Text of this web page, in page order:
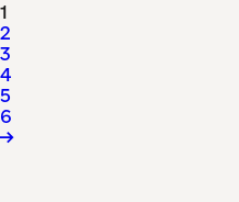
1
2
3
4
5
6
→